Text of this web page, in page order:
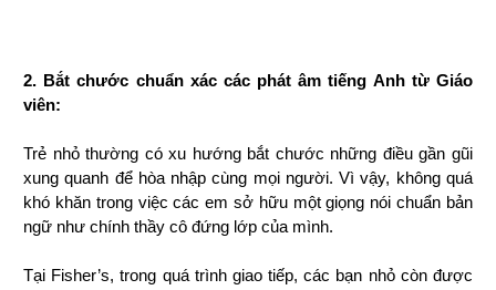
2. Bắt chước chuẩn xác các phát âm tiếng Anh từ Giáo
viên:
Trẻ nhỏ thường có xu hướng bắt chước những điều gần gũi
xung quanh để hòa nhập cùng mọi người. Vì vậy, không quá
khó khăn trong việc các em sở hữu một giọng nói chuẩn bản
ngữ như chính thầy cô đứng lớp của mình.
Tại Fisher’s, trong quá trình giao tiếp, các bạn nhỏ còn được